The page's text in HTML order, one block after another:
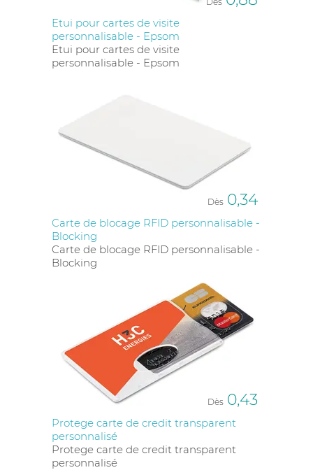
Etui pour cartes de visite
personnalisable - Epsom
Etui pour cartes de visite
personnalisable - Epsom
Dès 0,34
Carte de blocage RFID personnalisable -
Blocking
Carte de blocage RFID personnalisable -
Blocking
Dès 0,43
Protege carte de credit transparent
personnalisé
Protege carte de credit transparent
personnalisé